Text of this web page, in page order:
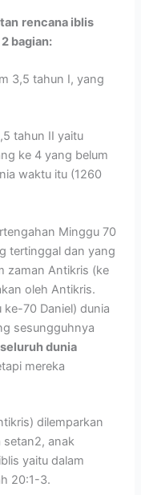
rencana iblis
2 bagian:
3,5 tahun I, yang
tahun II yaitu
ke 4 yang belum
waktu itu (1260
Minggu 70
tertinggal dan yang
zaman Antikris (ke
oleh Antikris.
ke-70 Daniel) dunia
sesungguhnya
dunia
mereka
dilemparkan
setan2, anak
yaitu dalam
20:1-3.